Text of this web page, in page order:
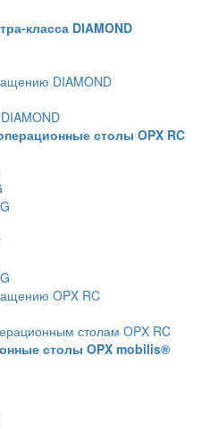
класса DIAMOND
DIAMOND
столы OPX RC
OPX RC
столам OPX RC
столы OPX mobilis®